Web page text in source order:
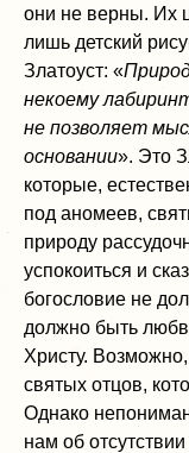
они не верны. Их
лишь детский
Златоуст: «
некоему
не позволяет
основании». Это
которые,
под аномеев,
природу
успокоиться и
богословие не
должно быть
Христу.
святых отцов,
Однако
нам об